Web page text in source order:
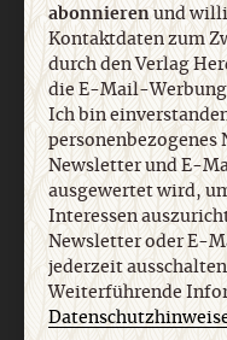
abonnierenund
Kontaktdaten zum
durch den Verlag
die E-Mail-Werbung
Ich bin
Newsletter und E-
ausgewertet wird,
Interessen
Newsletter oder E-
jederzeit
Weiterführende